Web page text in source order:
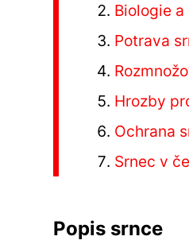
Biologie
Potrava
Hrozby
Ochrana
Srnec v
Popis srnce